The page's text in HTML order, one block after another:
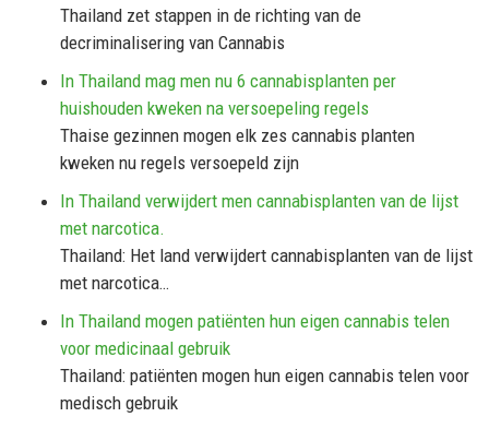
Thailand zet stappen in de richting van de
decriminalisering van Cannabis
In Thailand mag men nu 6 cannabisplanten per
huishouden kweken na versoepeling regels
Thaise gezinnen mogen elk zes cannabis planten
kweken nu regels versoepeld zijn
In Thailand verwijdert men cannabisplanten van de lijst
met narcotica.
Thailand: Het land verwijdert cannabisplanten van de lijst
met narcotica…
In Thailand mogen patiënten hun eigen cannabis telen
voor medicinaal gebruik
Thailand: patiënten mogen hun eigen cannabis telen voor
medisch gebruik